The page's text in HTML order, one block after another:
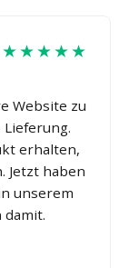
★★★★★
Website zu
erhalten,
Jetzt haben
unserem
damit.